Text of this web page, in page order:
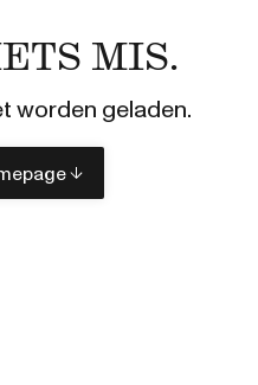
MIS.
worden geladen.